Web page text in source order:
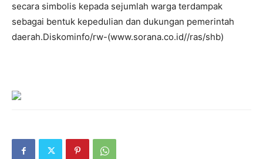
secara simbolis kepada sejumlah warga terdampak
sebagai bentuk kepedulian dan dukungan pemerintah
daerah.Diskominfo/rw-(www.sorana.co.id//ras/shb)